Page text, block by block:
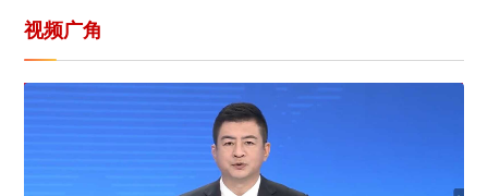
视频广角